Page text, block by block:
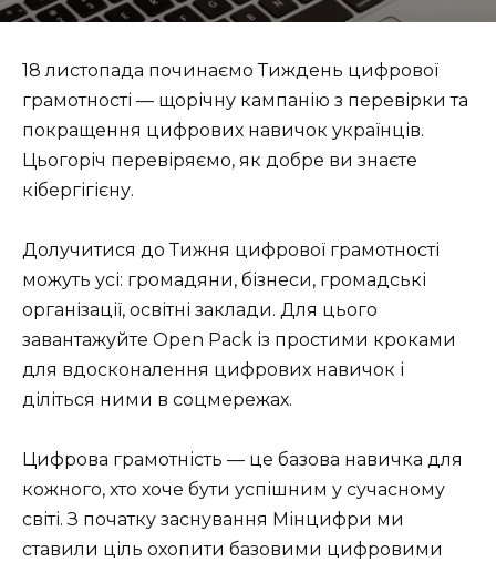
18 листопада починаємо Тиждень цифрової
грамотності — щорічну кампанію з перевірки та
покращення цифрових навичок українців.
Цьогоріч перевіряємо, як добре ви знаєте
кібергігієну.
Долучитися до Тижня цифрової грамотності
можуть усі: громадяни, бізнеси, громадські
організації, освітні заклади. Для цього
завантажуйте Open Pack із простими кроками
для вдосконалення цифрових навичок і
діліться ними в соцмережах.
Цифрова грамотність — це базова навичка для
кожного, хто хоче бути успішним у сучасному
світі. З початку заснування Мінцифри ми
ставили ціль охопити базовими цифровими